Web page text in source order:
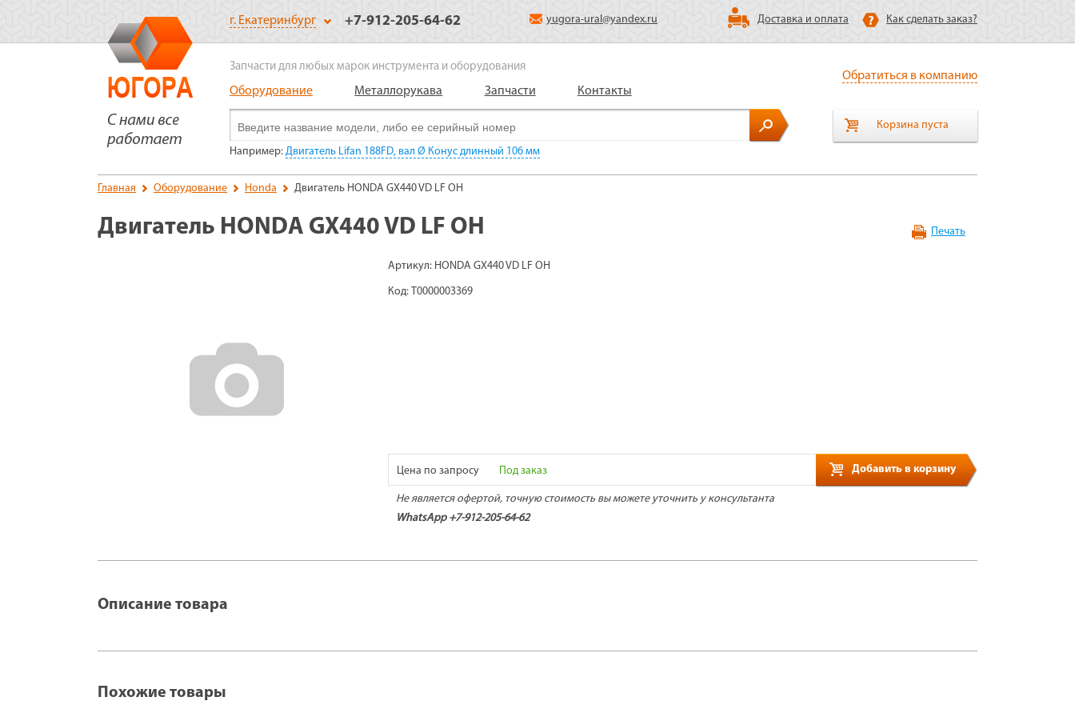
г. Екатеринбург +7-912-205-64-62 yugora-ural@yandex.ru Доставка и оплата Как сделать заказ?
Запчасти для любых марок инструмента и оборудования
Оборудование Металлорукава Запчасти Контакты
Обратиться в компанию
Корзина пуста
Например: Двигатель Lifan 188FD, вал Ø Конус длинный 106 мм
Главная Оборудование Honda Двигатель HONDA GX440 VD LF OH
Двигатель HONDA GX440 VD LF OH Печать
Артикул: HONDA GX440 VD LF OH
Код: Т0000003369
Цена по запросу Под заказ Добавить в корзину
Не является офертой, точную стоимость вы можете уточнить у консультанта
WhatsApp +7-912-205-64-62
Описание товара
Похожие товары